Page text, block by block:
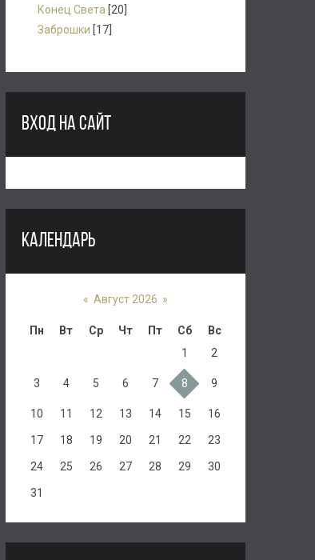
Конец Света [20]
Заброшки [17]
ВХОД НА САЙТ
КАЛЕНДАРЬ
« Август 2026 »
Пн Вт Ср Чт Пт Сб
Вс
1
2
3 4 5 6 7 8 9
10 11 12 13 14 15 16
17 18 19 20 21 22 23
24 25 26 27 28 29 30
31